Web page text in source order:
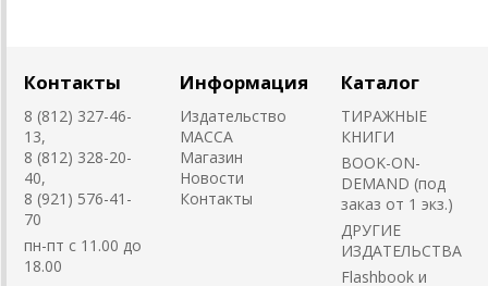
Контакты
8 (812) 327-46-
13,
8 (812) 328-20-
40,
8 (921) 576-41-
70
пн-пт с 11.00 до
18.00
Информация
Издательство
MACCA
Магазин
Новости
Контакты
Каталог
ТИРАЖНЫЕ
КНИГИ
BOOK-ON-
DEMAND (под
заказ от 1 экз.)
ДРУГИЕ
ИЗДАТЕЛЬСТВА
Flashbook и